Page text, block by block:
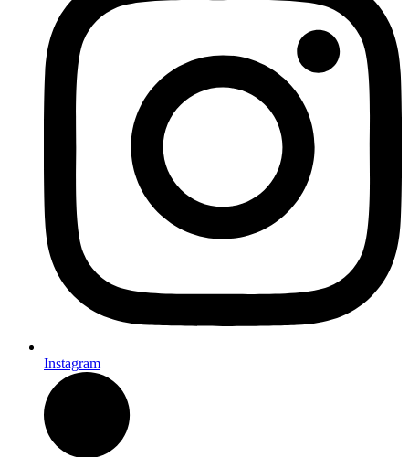
Instagram